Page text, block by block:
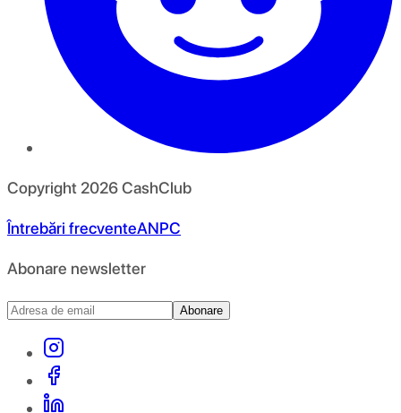
Copyright 2026CashClub
Întrebări frecventeANPC
Abonare newsletter
Abonare